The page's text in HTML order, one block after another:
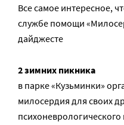
Все самое интересное,
службе помощи
дайджесте
2 зимних пикника
в парке «Кузьминки»
милосердия для своих